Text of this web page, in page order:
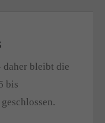
bleibt die
bis